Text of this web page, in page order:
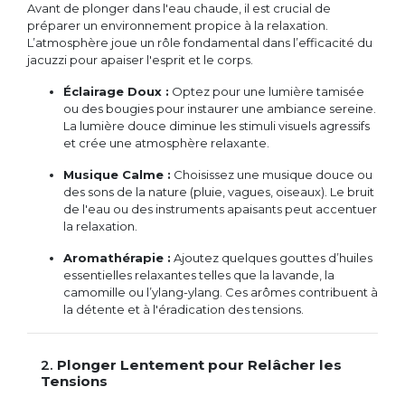
Avant de plonger dans l'eau chaude, il est crucial de
préparer un environnement propice à la relaxation.
L’atmosphère joue un rôle fondamental dans l’efficacité du
jacuzzi pour apaiser l'esprit et le corps.
Éclairage Doux : Optez pour une lumière tamisée
ou des bougies pour instaurer une ambiance sereine.
La lumière douce diminue les stimuli visuels agressifs
et crée une atmosphère relaxante.
Musique Calme : Choisissez une musique douce ou
des sons de la nature (pluie, vagues, oiseaux). Le bruit
de l'eau ou des instruments apaisants peut accentuer
la relaxation.
Aromathérapie : Ajoutez quelques gouttes d’huiles
essentielles relaxantes telles que la lavande, la
camomille ou l’ylang-ylang. Ces arômes contribuent à
la détente et à l'éradication des tensions.
2. Plonger Lentement pour Relâcher les
Tensions